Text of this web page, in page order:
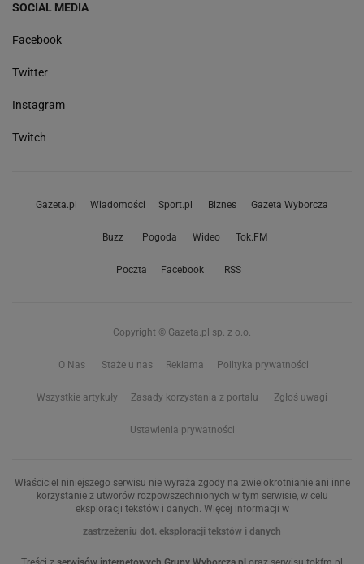
SOCIAL MEDIA
Facebook
Twitter
Instagram
Twitch
Gazeta.pl Wiadomości Sport.pl Biznes Gazeta Wyborcza
Buzz Pogoda Wideo Tok.FM
Poczta Facebook RSS
Copyright © Gazeta.pl sp. z o.o.
O Nas Staże u nas Reklama Polityka prywatności
Wszystkie artykuły Zasady korzystania z portalu Zgłoś uwagi
Ustawienia prywatności
Właściciel niniejszego serwisu nie wyraża zgody na zwielokrotnianie ani inne
korzystanie z utworów rozpowszechnionych w tym serwisie, w celu
eksploracji tekstów i danych. Więcej informacji w
zastrzeżeniu dot. eksploracji tekstów i danych